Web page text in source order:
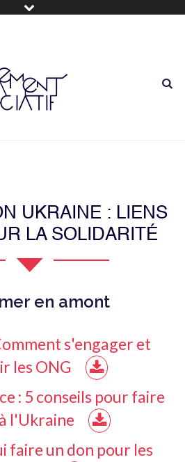
UKRAINE : LIENS
LA SOLIDARITÉ
en amont
s'engager et
les ONG
: 5 conseils pour faire
l'Ukraine
faire un don pour les